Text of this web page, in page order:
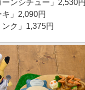
ンシチュー」2,530円
」2,090円
ク」1,375円